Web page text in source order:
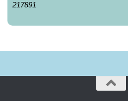
217891